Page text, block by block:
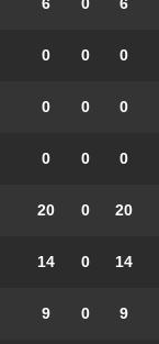
0 0 0
0 0 0
0 0 0
20 0 20
14 0 14
9 0 9